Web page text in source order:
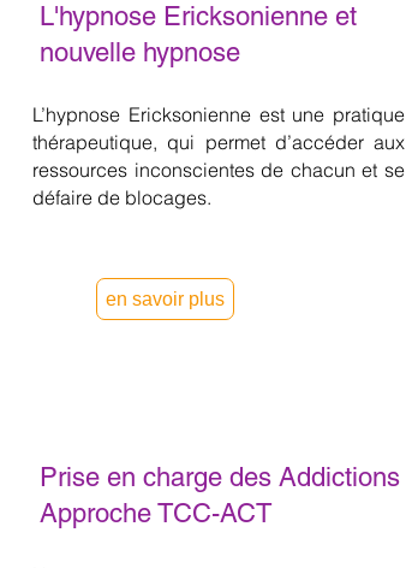
L'hypnose Ericksonienne et
nouvelle hypnose
L’hypnose Ericksonienne est une pratique
thérapeutique, qui permet d’accéder aux
ressources inconscientes de chacun et se
défaire de blocages.
en savoir plus
Prise en charge des Addictions
Approche TCC-ACT